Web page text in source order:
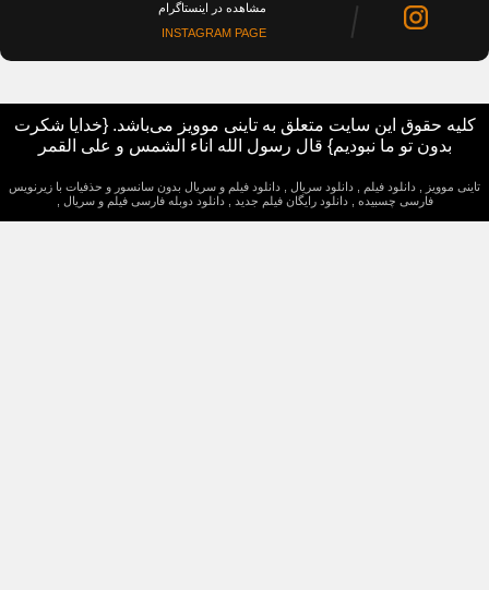
مشاهده در اینستاگرام
INSTAGRAM PAGE
حقوق این سایت متعلق به تاینی موویز می‌باشد. {خدایا شکرت
بدون تو ما نبودیم} قال رسول الله اناء الشمس و علی القمر
موویز , دانلود فیلم , دانلود سریال , دانلود فیلم و سریال بدون سانسور و حذفیات با زیرنویس
فارسی چسبیده , دانلود رایگان فیلم جدید , دانلود دوبله فارسی فیلم و سریال ,